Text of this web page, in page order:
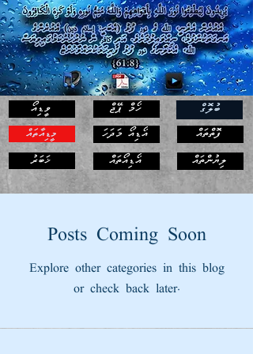
ވީޑިއޯ
މީޑިއާތައް
ޚަބަރު
ހޯމް ޕޭޖް
އޯޑިއޯ މަދަހަ
އޯޑިއޯތައް
ބުލޮގް
ފޮތްތައް
ލިޔުންތައް
Posts Coming Soon
Explore other categories in this blog
or check back later.